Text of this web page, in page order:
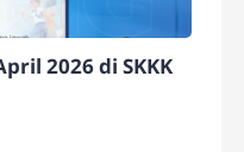
2026 di SKKK